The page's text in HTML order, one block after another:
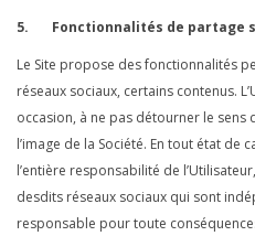
5. Fonctionnalités de partage
Le Site propose des fonctionnalités
réseaux sociaux, certains contenus.
occasion, à ne pas détourner le
l’image de la Société. En tout état de
l’entière responsabilité de
desdits réseaux sociaux qui sont
responsable pour toute